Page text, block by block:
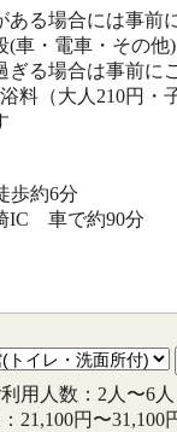
ある場合には事前
(車・電車・その
ぎる場合は事前に
料（大人210円・
歩約6分
IC 車で約90分
利用人数：2人〜6人
21,100円〜31,100